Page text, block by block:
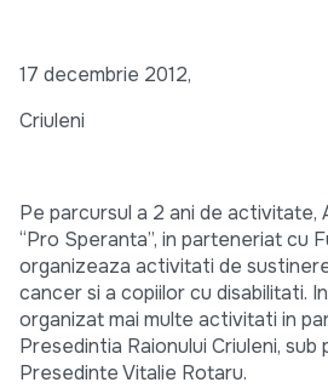
17 decembrie 2012,
Criuleni
Pe parcursul a 2 ani de activitate,
“Pro Speranta”, in parteneriat cu
organizeaza activitati de
cancer si a copiilor cu disabilitati.
organizat mai multe activitati in
Presedintia Raionului Criuleni, sub
Presedinte Vitalie Rotaru.